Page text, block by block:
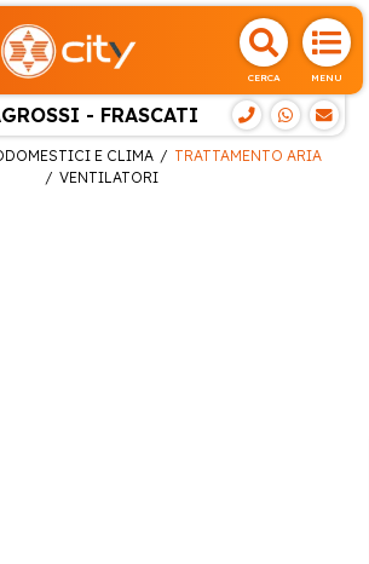
CERCA MENU
- FRASCATI
E CLIMA
TRATTAMENTO ARIA
VENTILATORI